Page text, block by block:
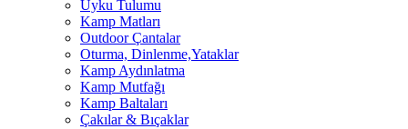
Uyku Tulumu
Kamp Matları
Outdoor Çantalar
Oturma, Dinlenme,Yataklar
Kamp Aydınlatma
Kamp Mutfağı
Kamp Baltaları
Çakılar & Bıçaklar